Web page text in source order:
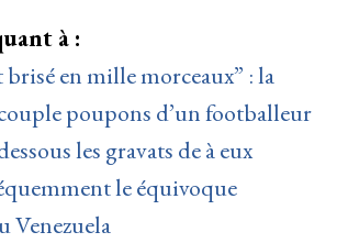
à :
en mille morceaux” : la
poupons d’un footballeur
les gravats de à eux
le équivoque
Venezuela